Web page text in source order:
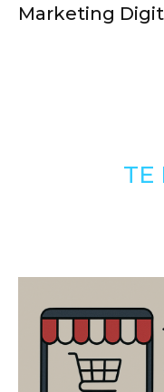
Marketing
TE